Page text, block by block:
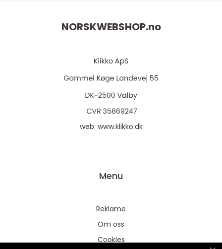
NORSKWEBSHOP.no
web: www.klikko.dk
Menu
Reklame
Om oss
Cookies